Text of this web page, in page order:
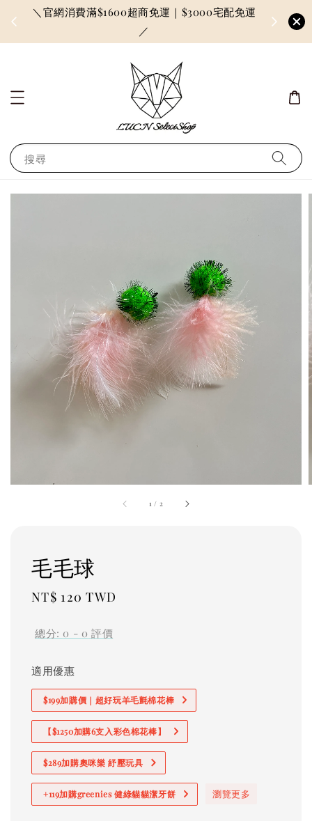
＼官網消費滿$1600超商免運｜$3000宅配免運
／
因訂單
搜尋
1 / 2
毛毛球
Regular
NT$ 120 TWD
總分: 0 - 0 評價
適用優惠
$199加購價｜超好玩羊毛氈棉花棒
【$1250加購6支入彩色棉花棒】
$289加購奧咪樂 紓壓玩具
+119加購greenies 健綠貓貓潔牙餅 瀏覽更多